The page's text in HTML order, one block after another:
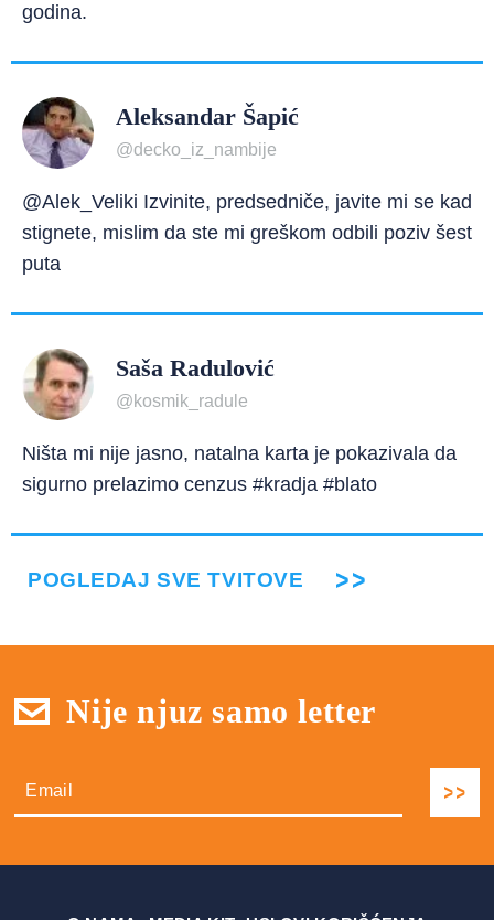
godina.
Aleksandar Šapić
@decko_iz_nambije
@Alek_Veliki Izvinite, predsedniče, javite mi se kad
stignete, mislim da ste mi greškom odbili poziv šest
puta
Saša Radulović
@kosmik_radule
Ništa mi nije jasno, natalna karta je pokazivala da
sigurno prelazimo cenzus #kradja #blato
POGLEDAJ SVE TVITOVE
Nije njuz samo letter